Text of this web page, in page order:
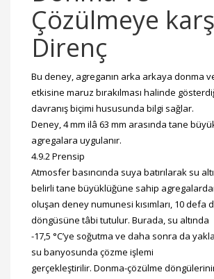
Çözülmeye
Direnç
Bu deney, agreganın arka arkaya donma
etkisine maruz bırakılması halinde
davranış biçimi hususunda bilgi sağlar.
Deney, 4 mm ilâ 63 mm arasında tane
agregalara uygulanır.
4.9.2 Prensip
Atmosfer basıncında suya batırılarak su
belirli tane büyüklüğüne sahip
oluşan deney numunesi kısımları, 10 defa
döngüsüne tâbi tutulur. Burada, su altında
-17,5 °C’ye soğutma ve daha sonra da
su banyosunda çözme işlemi
gerçekleştirilir. Donma-çözülme